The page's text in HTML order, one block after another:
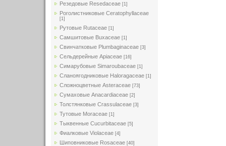
Резедовые Resedaceae [1]
Роголистниковые Ceratophyllaceae
[1]
Рутовые Rutaceae [1]
Самшитовые Buxaceae [1]
Свинчатковые Plumbaginaceae [3]
Сельдерейные Apiaceae [16]
Симарубовые Simaroubaceae [1]
Сланоягодниковые Haloragaceae [1]
Сложноцветные Asteraceae [73]
Сумаховые Anacardiaceae [2]
Толстянковые Crassulaceae [3]
Тутовые Moraceae [1]
Тыквенные Cucurbitaceae [5]
Фиалковые Violaceae [4]
Шиповниковые Rosaceae [40]